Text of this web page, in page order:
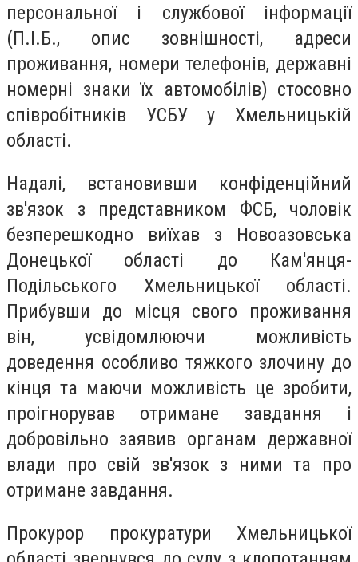
персональної і службової інформації
(П.І.Б., опис зовнішності, адреси
проживання, номери телефонів, державні
номерні знаки їх автомобілів) стосовно
співробітників УСБУ у Хмельницькій
області.
Надалі, встановивши конфіденційний
зв'язок з представником ФСБ, чоловік
безперешкодно виїхав з Новоазовська
Донецької області до Кам'янця-
Подільського Хмельницької області.
Прибувши до місця свого проживання
він, усвідомлюючи можливість
доведення особливо тяжкого злочину до
кінця та маючи можливість це зробити,
проігнорував отримане завдання і
добровільно заявив органам державної
влади про свій зв'язок з ними та про
отримане завдання.
Прокурор прокуратури Хмельницької